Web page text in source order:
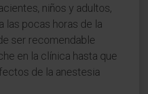
niños y adultos,
las pocas horas de la
ser recomendable
en la clínica hasta que
de la anestesia